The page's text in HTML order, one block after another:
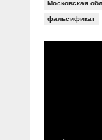
Прямой
В знании сила
Газета «Щит
Журнал
О
Московская
фальсификат